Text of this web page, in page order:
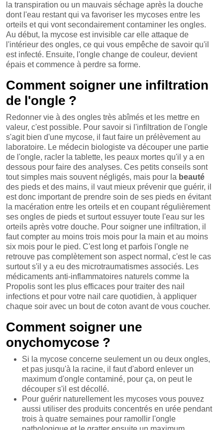
la transpiration ou un mauvais séchage après la douche
dont l'eau restant qui va favoriser les mycoses entre les
orteils et qui vont secondairement contaminer les ongles.
Au début, la mycose est invisible car elle attaque de
l'intérieur des ongles, ce qui vous empêche de savoir qu'il
est infecté. Ensuite, l'ongle change de couleur, devient
épais et commence à perdre sa forme.
Comment soigner une infiltration
de l'ongle ?
Redonner vie à des ongles très abîmés et les mettre en
valeur, c'est possible. Pour savoir si l'infiltration de l'ongle
s'agit bien d'une mycose, il faut faire un prélèvement au
laboratoire. Le médecin biologiste va découper une partie
de l'ongle, racler la tablette, les peaux mortes qu'il y a en
dessous pour faire des analyses. Ces petits conseils sont
tout simples mais souvent négligés, mais pour la beauté
des pieds et des mains, il vaut mieux prévenir que guérir, il
est donc important de prendre soin de ses pieds en évitant
la macération entre les orteils et en coupant régulièrement
ses ongles de pieds et surtout essuyer toute l'eau sur les
orteils après votre douche. Pour soigner une infiltration, il
faut compter au moins trois mois pour la main et au moins
six mois pour le pied. C'est long et parfois l'ongle ne
retrouve pas complètement son aspect normal, c'est le cas
surtout s'il y a eu des microtraumatismes associés. Les
médicaments anti-inflammatoires naturels comme la
Propolis sont les plus efficaces pour traiter des nail
infections et pour votre nail care quotidien, à appliquer
chaque soir avec un bout de coton avant de vous coucher.
Comment soigner une
onychomycose ?
Si la mycose concerne seulement un ou deux ongles,
et pas jusqu'à la racine, il faut d'abord enlever un
maximum d'ongle contaminé, pour ça, on peut le
découper s'il est décollé.
Pour guérir naturellement les mycoses vous pouvez
aussi utiliser des produits concentrés en urée pendant
trois à quatre semaines pour ramollir l'ongle